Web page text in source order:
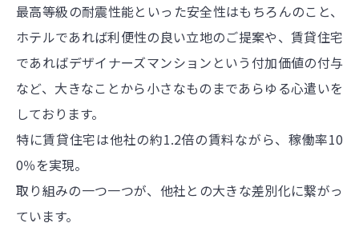
最高等級の耐震性能といった安全性はもちろんのこと、
ホテルであれば利便性の良い立地のご提案や、賃貸住宅
であればデザイナーズマンションという付加価値の付与
など、大きなことから小さなものまであらゆる心遣いを
しております。
特に賃貸住宅は他社の約1.2倍の賃料ながら、稼働率10
0％を実現。
取り組みの一つ一つが、他社との大きな差別化に繋がっ
ています。